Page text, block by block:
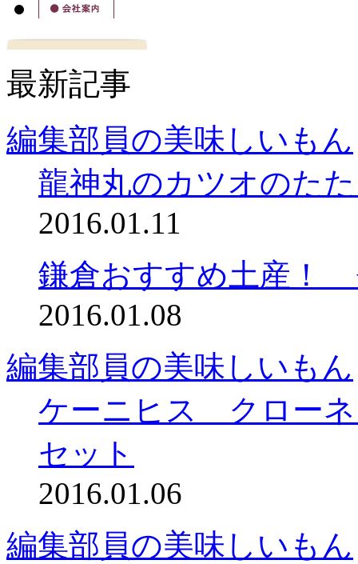
最新記事
編集部員の美味しいもん
龍神丸のカツオのた
2016.01.11
鎌倉おすすめ土産！
2016.01.08
編集部員の美味しいもん
ケーニヒス クロー
セット
2016.01.06
編集部員の美味しいもん